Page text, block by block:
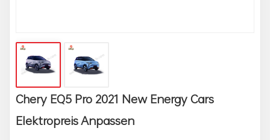
Chery EQ5 Pro 2021 New Energy Cars
Elektropreis Anpassen